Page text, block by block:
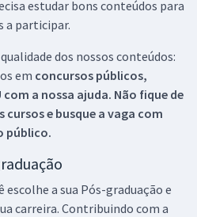
estudar bons conteúdos para
a participar.
dos nossos conteúdos:
em concursos públicos,
com a nossa ajuda. Não fique de
e busque a vaga com
público.
escolhe a sua Pós-graduação e
carreira. Contribuindo com a